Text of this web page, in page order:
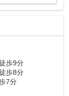
歩9分
歩8分
7分